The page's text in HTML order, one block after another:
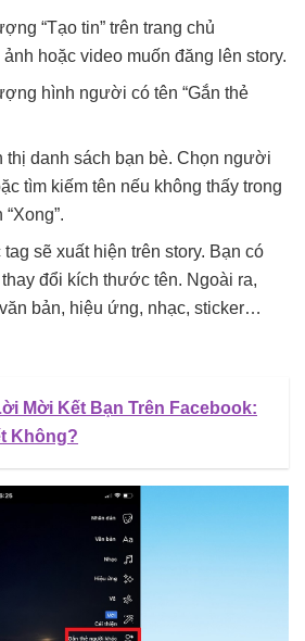
“Tạo tin” trên trang chủ
hoặc video muốn đăng lên story.
hình người có tên “Gắn thẻ
thị danh sách bạn bè. Chọn người
tìm kiếm tên nếu không thấy trong
sẽ xuất hiện trên story. Bạn có
đổi kích thước tên. Ngoài ra,
bản, hiệu ứng, nhạc, sticker…
Mời Kết Bạn Trên Facebook:
Không?